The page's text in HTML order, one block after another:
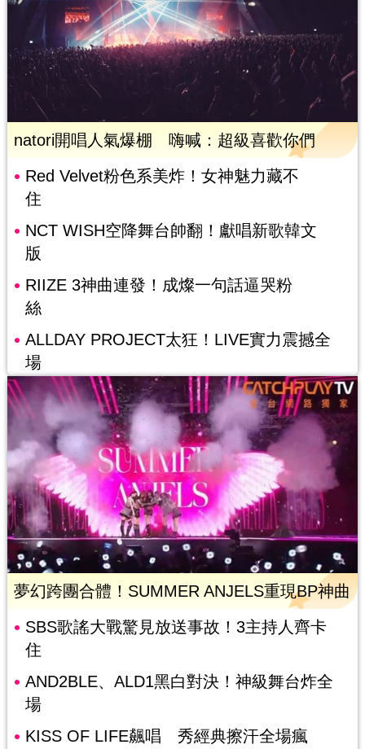
natori開唱人氣爆棚 嗨喊：超級喜歡你們
Red Velvet粉色系美炸！女神魅力藏不
住
NCT WISH空降舞台帥翻！獻唱新歌韓文
版
RIIZE 3神曲連發！成燦一句話逼哭粉
絲
ALLDAY PROJECT太狂！LIVE實力震撼全
場
夢幻跨團合體！SUMMER ANJELS重現BP神曲
SBS歌謠大戰驚見放送事故！3主持人齊卡
住
AND2BLE、ALD1黑白對決！神級舞台炸全
場
KISS OF LIFE飆唱 秀經典擦汗全場瘋